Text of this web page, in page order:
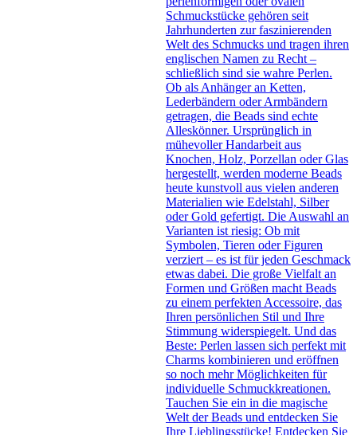
Schmuckstücke gehören seit
Jahrhunderten zur faszinierenden
Welt des Schmucks und tragen ihren
englischen Namen zu Recht –
schließlich sind sie wahre Perlen.
Ob als Anhänger an Ketten,
Lederbändern oder Armbändern
getragen, die Beads sind echte
Alleskönner. Ursprünglich in
mühevoller Handarbeit aus
Knochen, Holz, Porzellan oder Glas
hergestellt, werden moderne Beads
heute kunstvoll aus vielen anderen
Materialien wie Edelstahl, Silber
oder Gold gefertigt. Die Auswahl an
Varianten ist riesig: Ob mit
Symbolen, Tieren oder Figuren
verziert – es ist für jeden Geschmack
etwas dabei. Die große Vielfalt an
Formen und Größen macht Beads
zu einem perfekten Accessoire, das
Ihren persönlichen Stil und Ihre
Stimmung widerspiegelt. Und das
Beste: Perlen lassen sich perfekt mit
Charms kombinieren und eröffnen
so noch mehr Möglichkeiten für
individuelle Schmuckkreationen.
Tauchen Sie ein in die magische
Welt der Beads und entdecken Sie
Ihre Lieblingsstücke! Entdecken Sie